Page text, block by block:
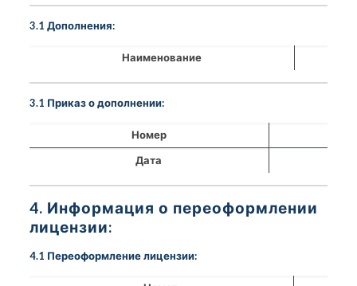
3.1 Дополнения:
Наименование
3.1 Приказ о дополнении:
Номер
Дата
4. Информация о переоформлении
лицензии:
4.1 Переоформление лицензии: